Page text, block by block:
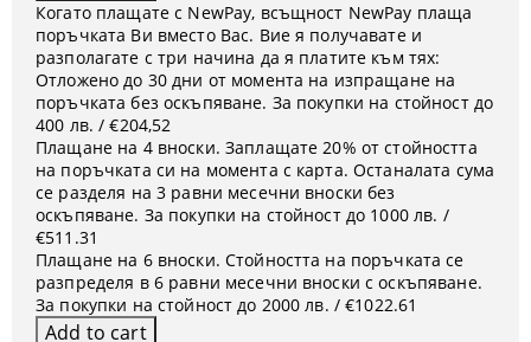
Когато плащате с NewPay, всъщност NewPay плаща
поръчката Ви вместо Вас. Вие я получавате и
разполагате с три начина да я платите към тях:
Отложено до 30 дни от момента на изпращане на
поръчката без оскъпяване. За покупки на стойност до
400 лв. / €204,52
Плащане на 4 вноски. Заплащате 20% от стойността
на поръчката си на момента с карта. Останалата сума
се разделя на 3 равни месечни вноски без
оскъпяване. За покупки на стойност до 1000 лв. /
€511.31
Плащане на 6 вноски. Стойността на поръчката се
разпределя в 6 равни месечни вноски с оскъпяване.
За покупки на стойност до 2000 лв. / €1022.61